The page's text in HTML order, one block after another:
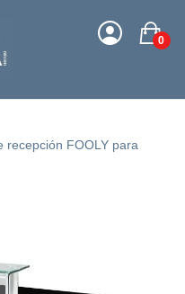
0
recepción FOOLY para